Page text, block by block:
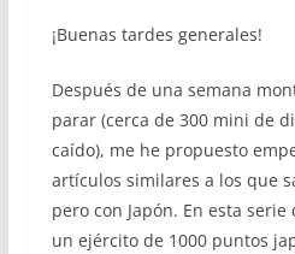
¡Buenas tardes generales!
Después de una semana
parar (cerca de 300 mini de
caído), me he propuesto
artículos similares a los que
pero con Japón. En esta
un ejército de 1000 puntos